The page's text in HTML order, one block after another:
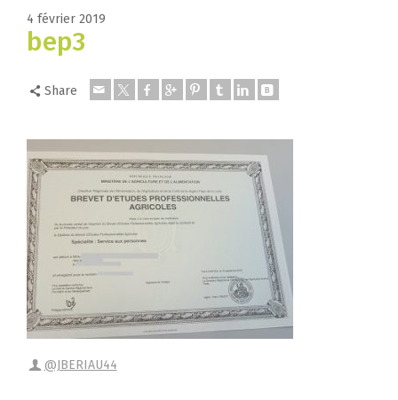
4 février 2019
bep3
Share
@JBERIAU44